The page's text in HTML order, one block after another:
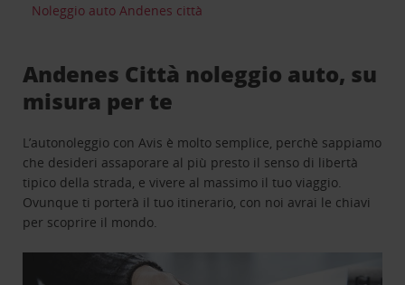
Noleggio auto Andenes città
Andenes Città noleggio auto, su
misura per te
L’autonoleggio con Avis è molto semplice, perchè sappiamo
che desideri assaporare al più presto il senso di libertà
tipico della strada, e vivere al massimo il tuo viaggio.
Ovunque ti porterà il tuo itinerario, con noi avrai le chiavi
per scoprire il mondo.